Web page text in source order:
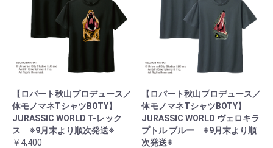
【ロバート秋山プロデュース／
体モノマネTシャツBOTY】
JURASSIC WORLD T-レック
ス ※9月末より順次発送※
￥4,400
【ロバート秋山プロデュース／
体モノマネTシャツBOTY】
JURASSIC WORLD ヴェロキラ
プトル ブルー ※9月末より順
次発送※